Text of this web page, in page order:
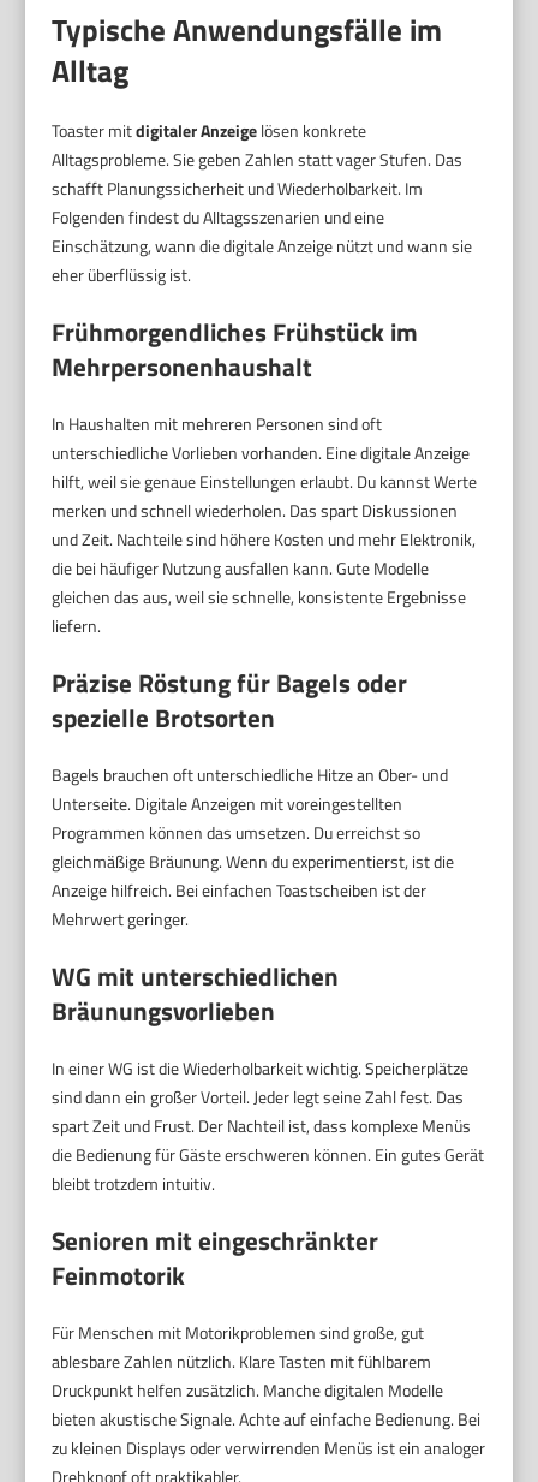
Typische Anwendungsfälle im
Alltag
Toaster mitdigitaler Anzeigelösen konkrete
Alltagsprobleme. Sie geben Zahlen statt vager Stufen. Das
schafft Planungssicherheit und Wiederholbarkeit. Im
Folgenden findest du Alltagsszenarien und eine
Einschätzung, wann die digitale Anzeige nützt und wann sie
eher überflüssig ist.
Frühmorgendliches Frühstück im
Mehrpersonenhaushalt
In Haushalten mit mehreren Personen sind oft
unterschiedliche Vorlieben vorhanden. Eine digitale Anzeige
hilft, weil sie genaue Einstellungen erlaubt. Du kannst Werte
merken und schnell wiederholen. Das spart Diskussionen
und Zeit. Nachteile sind höhere Kosten und mehr Elektronik,
die bei häufiger Nutzung ausfallen kann. Gute Modelle
gleichen das aus, weil sie schnelle, konsistente Ergebnisse
liefern.
Präzise Röstung für Bagels oder
spezielle Brotsorten
Bagels brauchen oft unterschiedliche Hitze an Ober- und
Unterseite. Digitale Anzeigen mit voreingestellten
Programmen können das umsetzen. Du erreichst so
gleichmäßige Bräunung. Wenn du experimentierst, ist die
Anzeige hilfreich. Bei einfachen Toastscheiben ist der
Mehrwert geringer.
WG mit unterschiedlichen
Bräunungsvorlieben
In einer WG ist die Wiederholbarkeit wichtig. Speicherplätze
sind dann ein großer Vorteil. Jeder legt seine Zahl fest. Das
spart Zeit und Frust. Der Nachteil ist, dass komplexe Menüs
die Bedienung für Gäste erschweren können. Ein gutes Gerät
bleibt trotzdem intuitiv.
Senioren mit eingeschränkter
Feinmotorik
Für Menschen mit Motorikproblemen sind große, gut
ablesbare Zahlen nützlich. Klare Tasten mit fühlbarem
Druckpunkt helfen zusätzlich. Manche digitalen Modelle
bieten akustische Signale. Achte auf einfache Bedienung. Bei
zu kleinen Displays oder verwirrenden Menüs ist ein analoger
Drehknopf oft praktikabler.